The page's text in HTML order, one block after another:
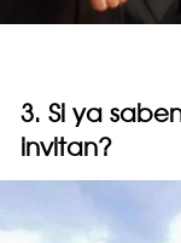
3. Si ya
invitan?